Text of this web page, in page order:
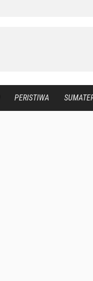
PERISTIWA